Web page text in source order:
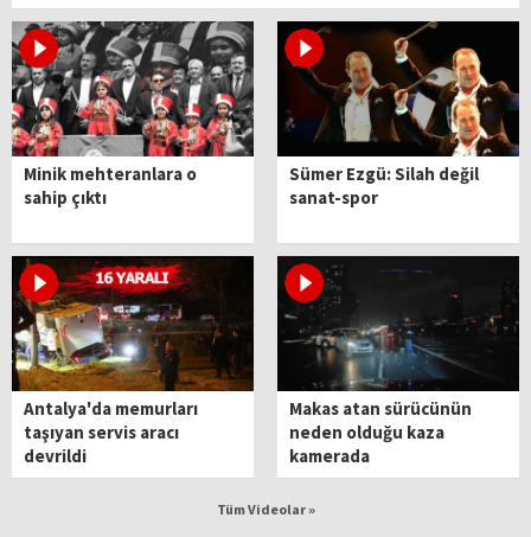
Minik mehteranlara o
sahip çıktı
Sümer Ezgü: Silah değil
sanat-spor
Antalya'da memurları
taşıyan servis aracı
devrildi
Makas atan sürücünün
neden olduğu kaza
kamerada
Tüm Videolar »